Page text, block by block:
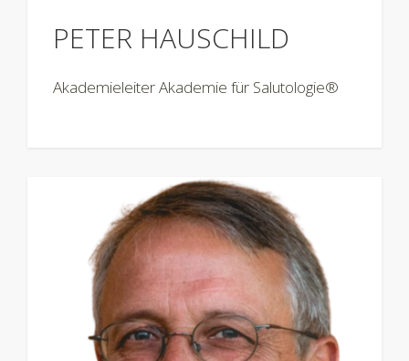
PETER HAUSCHILD
Akademieleiter Akademie für Salutologie®